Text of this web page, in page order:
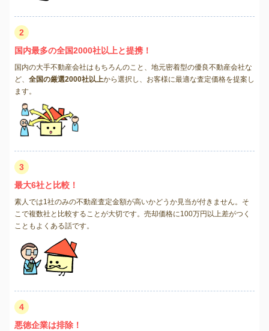
2
国内最多の全国2000社以上と提携！
国内の大手不動産会社はもちろんのこと、地元密着型の優良不動産会社な
ど、 全国の厳選2000社以上から選択し、お客様に最適な査定価格を提案し
ます。
3
最大6社と比較！
素人では1社のみの不動産査定金額が高いかどうか見当が付きません。そ
こで複数社と比較することが大切です。売却価格に100万円以上差がつく
こともよくある話です。
4
悪徳企業は排除！